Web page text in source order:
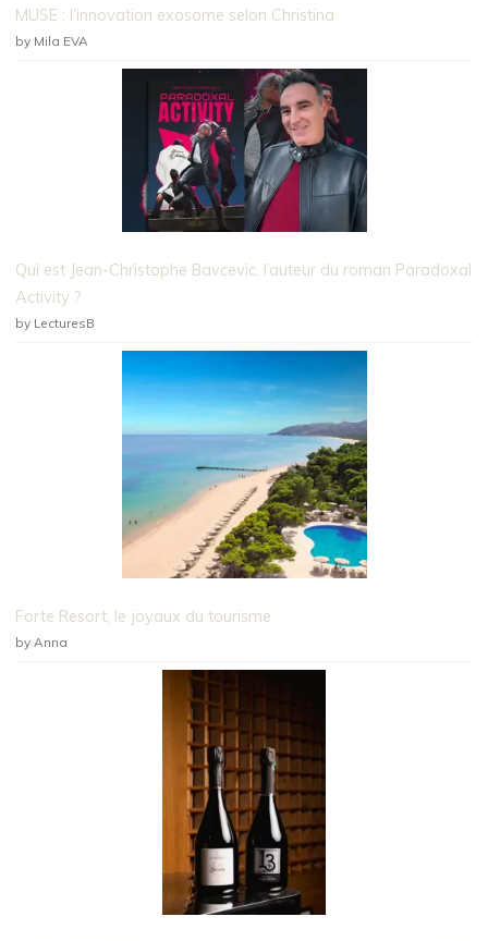
MUSE : l’innovation exosome selon Christina
by Mila EVA
Qui est Jean-Christophe Bavcevic, l’auteur du roman Paradoxal
Activity ?
by LecturesB
Forte Resort, le joyaux du tourisme
by Anna